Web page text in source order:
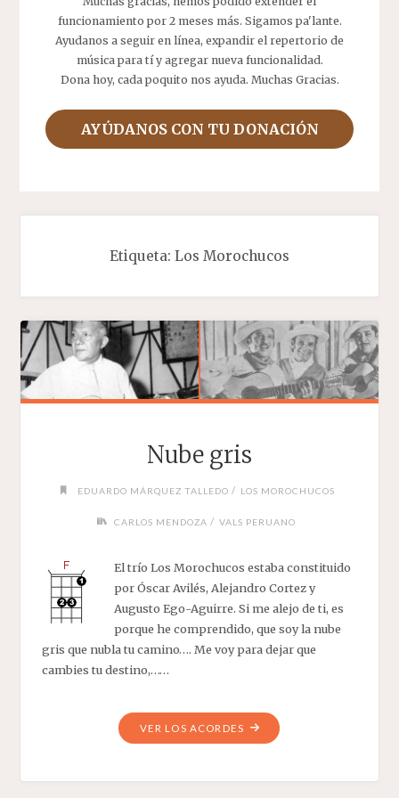
funcionamiento por 2 meses más. Sigamos pa'lante.
Ayudanos a seguir en línea, expandir el repertorio de
música para tí y agregar nueva funcionalidad.
Dona hoy, cada poquito nos ayuda. Muchas Gracias.
AYÚDANOS CON TU DONACIÓN
Etiqueta: Los Morochucos
Nube gris
EDUARDO MÁRQUEZ TALLEDO / LOS MOROCHUCOS
CARLOS MENDOZA / VALS PERUANO
El trío Los Morochucos estaba constituido
por Óscar Avilés, Alejandro Cortez y
Augusto Ego-Aguirre. Si me alejo de ti, es
porque he comprendido, que soy la nube
gris que nubla tu camino…. Me voy para dejar que
cambies tu destino,……
VER LOS ACORDES"NUBE